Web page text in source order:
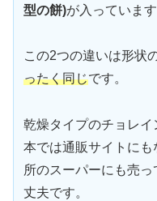
型の餅)が入っています
この2つの違いは形状
ったく同じです。
乾燥タイプのチョレイ
本では通販サイトに
所のスーパーにも売っ
丈夫です。